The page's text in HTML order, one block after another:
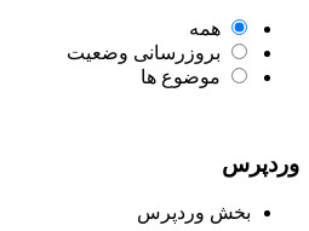
همه
بروزرسانی وضعیت
موضوع ها
وردپرس
بخش وردپرس